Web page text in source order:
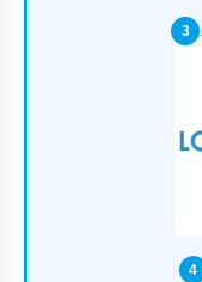
3
4